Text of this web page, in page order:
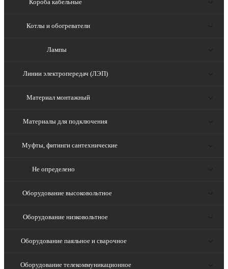
Короба кабельные
Котлы и обогреватели
Лампы
Линии электропередач (ЛЭП)
Материал монтажный
Материалы для подключения
Муфты, фитинги сантехнические
Не определено
Оборудование высоковольтное
Оборудование низковольтное
Оборудование паяльное и сварочное
Оборудование телекоммуникационное